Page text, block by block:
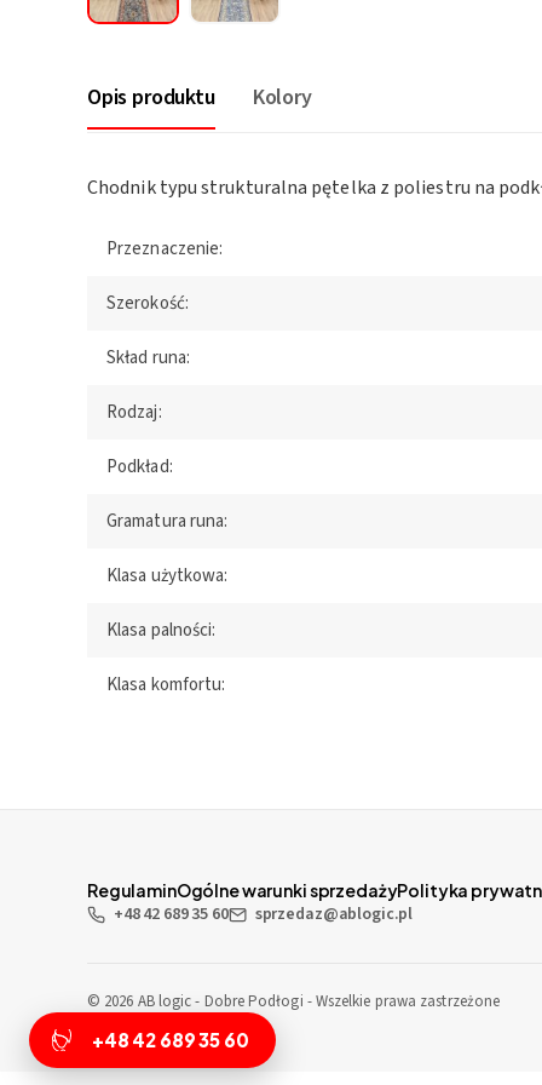
Opis produktu Kolory
Chodnik typu strukturalna pętelka z poliestru na
Przeznaczenie:
Szerokość:
Skład runa:
Rodzaj:
Podkład:
Gramatura runa:
Klasa użytkowa:
Klasa palności:
Klasa komfortu:
RegulaminOgólne warunki sprzedażyPolityka
+48 42 689 35 60 sprzedaz@ablogic.pl
© 2026 AB logic - Dobre Podłogi - Wszelkie prawa zastrzeżone